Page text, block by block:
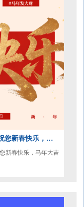
新春启万象，骏马踏春来，南京春信祝您新春快乐，马年大吉
新春快乐，马年大吉